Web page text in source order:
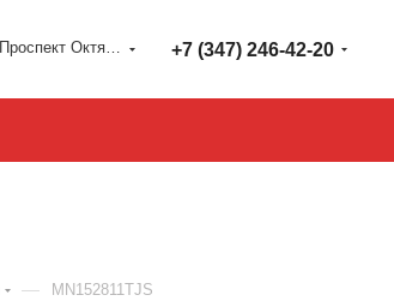
г. Уфа, ул. Проспект Октября 127 +7 (347) 246-42-20
— MN152811TJS